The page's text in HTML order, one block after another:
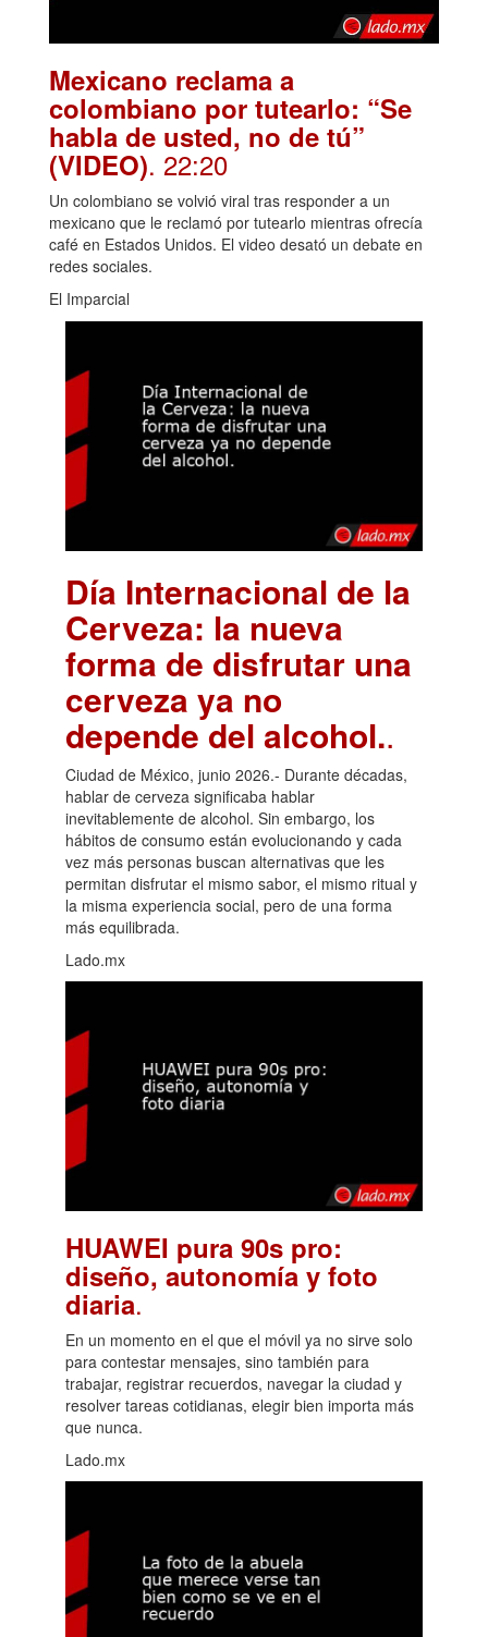
Mexicano reclama a
colombiano por tutearlo: “Se
habla de usted, no de tú”
(VIDEO). 22:20
Un colombiano se volvió viral tras responder a un
mexicano que le reclamó por tutearlo mientras ofrecía
café en Estados Unidos. El video desató un debate en
redes sociales.
El Imparcial
Día Internacional de la
Cerveza: la nueva
forma de disfrutar una
cerveza ya no
depende del alcohol..
Ciudad de México, junio 2026.- Durante décadas,
hablar de cerveza significaba hablar
inevitablemente de alcohol. Sin embargo, los
hábitos de consumo están evolucionando y cada
vez más personas buscan alternativas que les
permitan disfrutar el mismo sabor, el mismo ritual y
la misma experiencia social, pero de una forma
más equilibrada.
Lado.mx
HUAWEI pura 90s pro:
diseño, autonomía y foto
diaria.
En un momento en el que el móvil ya no sirve solo
para contestar mensajes, sino también para
trabajar, registrar recuerdos, navegar la ciudad y
resolver tareas cotidianas, elegir bien importa más
que nunca.
Lado.mx